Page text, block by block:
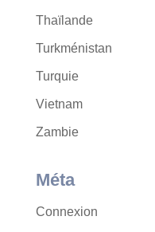
Thaïlande
Turkménistan
Turquie
Vietnam
Zambie
Méta
Connexion